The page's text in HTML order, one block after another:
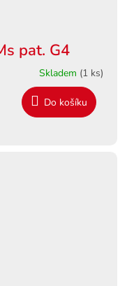
pat. G4
Skladem (1 ks)
Do košíku